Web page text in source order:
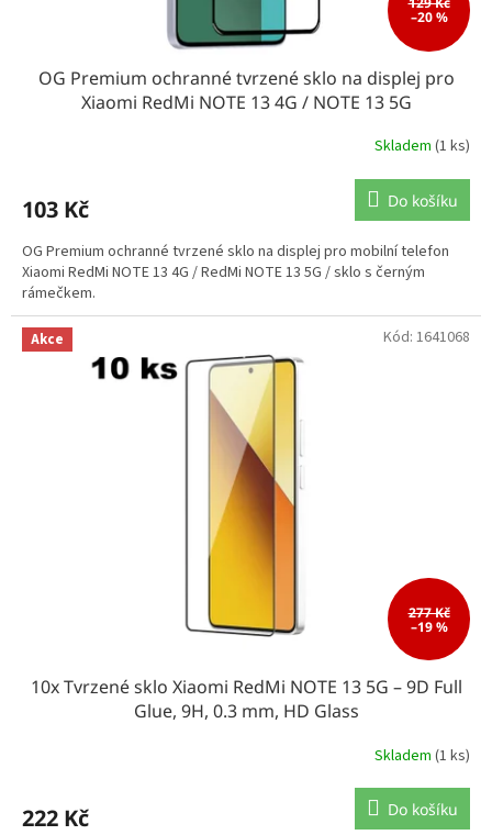
–20 %
OG Premium ochranné tvrzené sklo na displej pro
Xiaomi RedMi NOTE 13 4G / NOTE 13 5G
Skladem (1 ks)
103 Kč Do košíku
OG Premium ochranné tvrzené sklo na displej pro mobilní telefon
Xiaomi RedMi NOTE 13 4G / RedMi NOTE 13 5G / sklo s černým
rámečkem.
Akce
277 Kč
–19 %
10x Tvrzené sklo Xiaomi RedMi NOTE 13 5G – 9D Full
Glue, 9H, 0.3 mm, HD Glass
Skladem (1 ks)
222 Kč Do košíku
Kód: 1641068